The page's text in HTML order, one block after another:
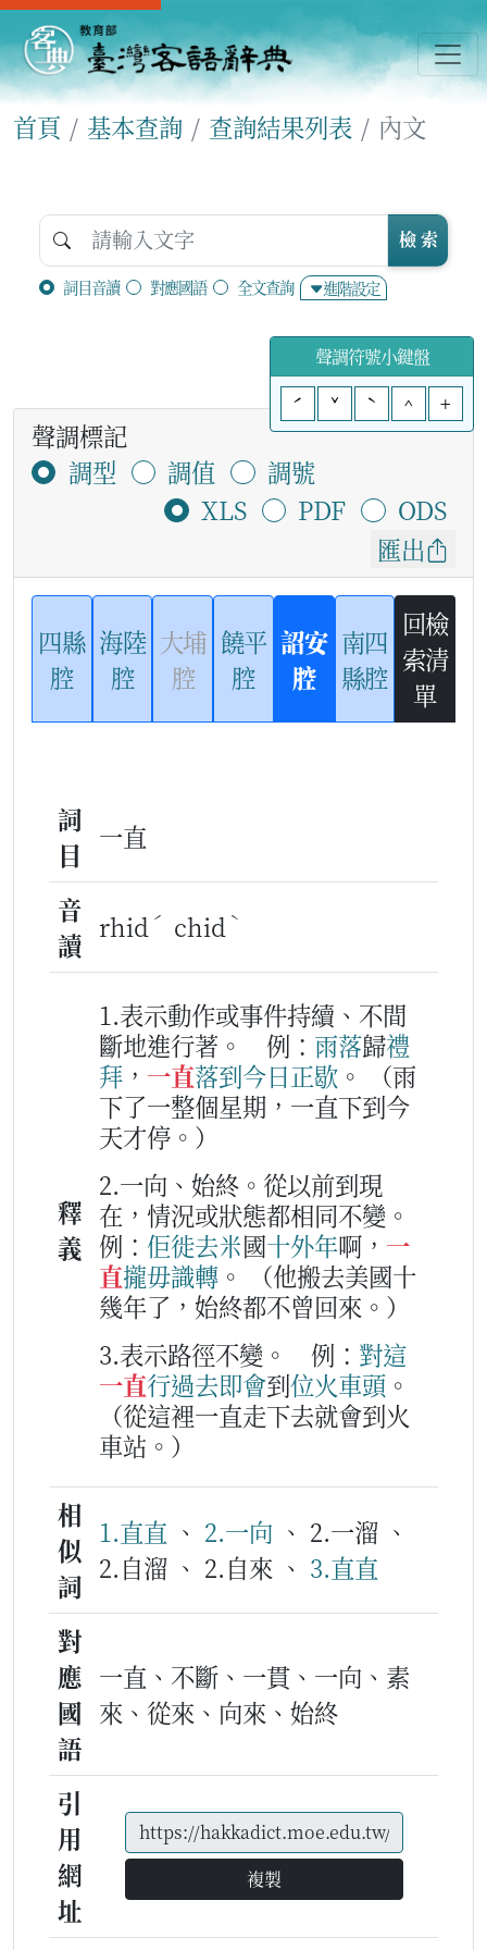
首頁 基本查詢 查詢結果列表 內文
詞目音讀 對應國語 全文查詢 進階設定
檢 索
聲調符號小鍵盤
ˊ
ˇ ˋ ^ +
聲調標記
調型
調值
調號
XLS
PDF
ODS
匯出
四縣
腔
海陸
腔
大埔
腔
饒平
腔
詔安
腔
南四
縣腔
回檢
索清
單
詞
目
一直
音
讀
rhid ˊ chid ˋ
釋
義
1.表示動作或事件持續、不間
斷地進行著。
例： 雨落歸禮
拜 ， 一直落到今日正歇 。
（雨
下了一整個星期，一直下到今
天才停。）
2.一向、始終。從以前到現
在，情況或狀態都相同不變。
例： 佢徙去米國十外年啊， 一
直攏毋識轉 。
（他搬去美國十
幾年了，始終都不曾回來。）
3.表示路徑不變。
例： 對這
一直行過去即會到位火車頭 。
（從這裡一直走下去就會到火
車站。）
相
似
詞
1.直直 、 2.一向 、 2.一溜 、
2.自溜 、 2.自來 、 3.直直
對
應
國
語
一直、不斷、一貫、一向、素
來、從來、向來、始終
引
用
網
址
複製